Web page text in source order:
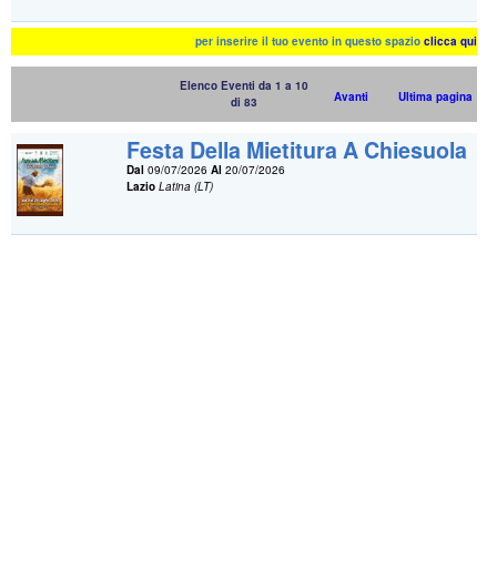
per inserire il tuo evento in questo spazioclicca qui
Elenco Eventi da 1 a 10
di 83
Avanti Ultima pagina
Festa Della Mietitura A Chiesuola
Dal 09/07/2026Al 20/07/2026
Lazio Latina (LT)